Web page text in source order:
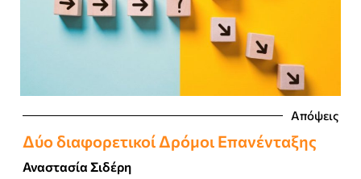
Απόψεις
Δύο διαφορετικοί Δρόμοι Επανένταξης
Αναστασία Σιδέρη